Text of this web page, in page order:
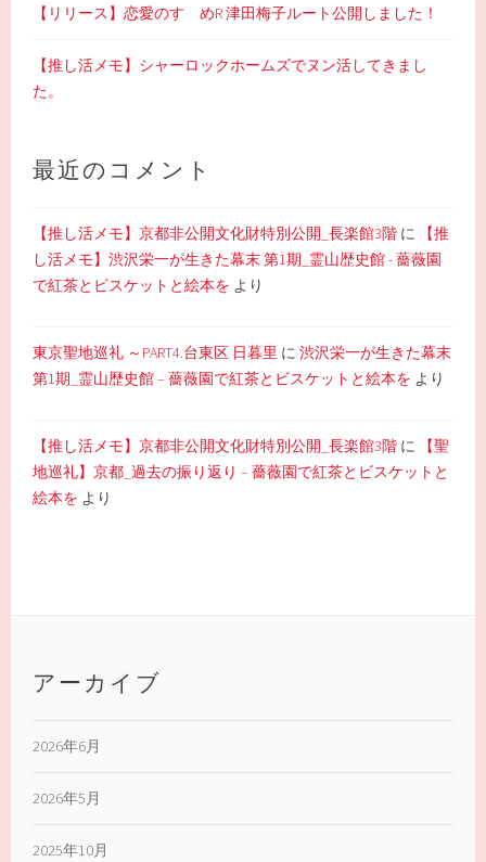
【リリース】恋愛のすゝめR 津田梅子ルート公開しました！
【推し活メモ】シャーロックホームズでヌン活してきまし
た。
最近のコメント
【推し活メモ】京都非公開文化財特別公開_長楽館3階 に
【推
し活メモ】渋沢栄一が生きた幕末 第1期_霊山歴史館 - 薔薇園
で紅茶とビスケットと絵本を より
東京聖地巡礼 ～PART4.台東区 日暮里 に渋沢栄一が生きた幕末
第1期_霊山歴史館 – 薔薇園で紅茶とビスケットと絵本を より
【推し活メモ】京都非公開文化財特別公開_長楽館3階 に
【聖
地巡礼】京都_過去の振り返り – 薔薇園で紅茶とビスケットと
絵本を より
アーカイブ
2026年6月
2026年5月
2025年10月